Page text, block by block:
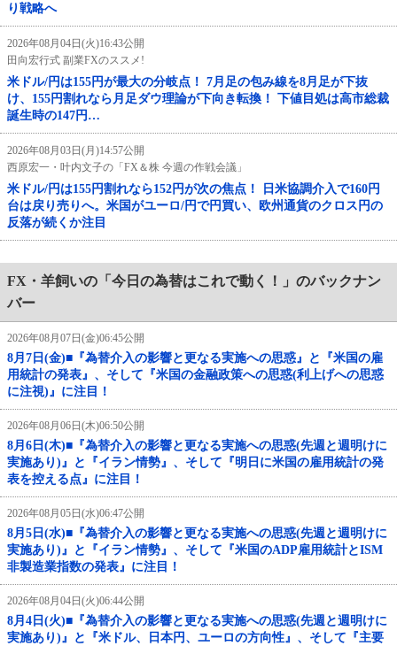
り戦略へ
2026年08月04日(火)16:43公開
田向宏行式 副業FXのススメ!
米ドル/円は155円が最大の分岐点！ 7月足の包み線を8月足が下抜
け、155円割れなら月足ダウ理論が下向き転換！ 下値目処は高市総裁
誕生時の147円…
2026年08月03日(月)14:57公開
西原宏一・叶内文子の「FX＆株 今週の作戦会議」
米ドル/円は155円割れなら152円が次の焦点！ 日米協調介入で160円
台は戻り売りへ。米国がユーロ/円で円買い、欧州通貨のクロス円の
反落が続くか注目
FX・羊飼いの「今日の為替はこれで動く！」のバックナン
バー
2026年08月07日(金)06:45公開
8月7日(金)■『為替介入の影響と更なる実施への思惑』と『米国の雇
用統計の発表』、そして『米国の金融政策への思惑(利上げへの思惑
に注視)』に注目！
2026年08月06日(木)06:50公開
8月6日(木)■『為替介入の影響と更なる実施への思惑(先週と週明けに
実施あり)』と『イラン情勢』、そして『明日に米国の雇用統計の発
表を控える点』に注目！
2026年08月05日(水)06:47公開
8月5日(水)■『為替介入の影響と更なる実施への思惑(先週と週明けに
実施あり)』と『イラン情勢』、そして『米国のADP雇用統計とISM
非製造業指数の発表』に注目！
2026年08月04日(火)06:44公開
8月4日(火)■『為替介入の影響と更なる実施への思惑(先週と週明けに
実施あり)』と『米ドル、日本円、ユーロの方向性』、そして『主要